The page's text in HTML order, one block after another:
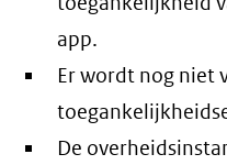
app.
Er wordt nog niet
De